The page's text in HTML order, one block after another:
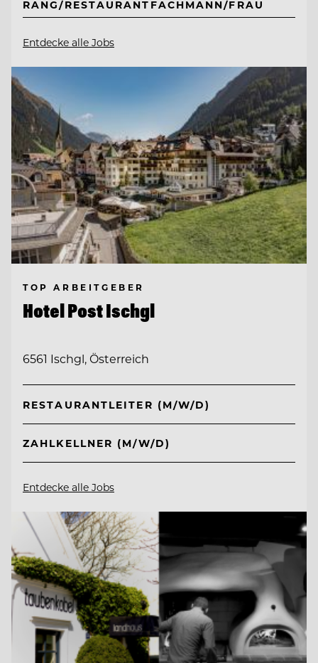
RANG/RESTAURANTFACHMANN/FRAU
Entdecke alle Jobs
TOP ARBEITGEBER
Hotel Post Ischgl
6561 Ischgl, Österreich
RESTAURANTLEITER (M/W/D)
ZAHLKELLNER (M/W/D)
Entdecke alle Jobs